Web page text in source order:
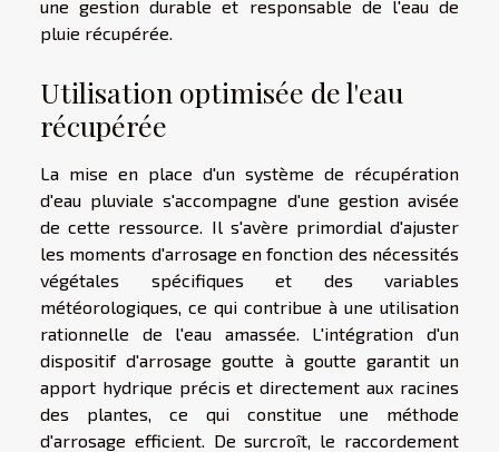
une gestion durable et responsable de l'eau de
pluie récupérée.
Utilisation optimisée de l'eau
récupérée
La mise en place d'un système de récupération
d'eau pluviale s'accompagne d'une gestion avisée
de cette ressource. Il s'avère primordial d'ajuster
les moments d'arrosage en fonction des nécessités
végétales spécifiques et des variables
météorologiques, ce qui contribue à une utilisation
rationnelle de l'eau amassée. L'intégration d'un
dispositif d'arrosage goutte à goutte garantit un
apport hydrique précis et directement aux racines
des plantes, ce qui constitue une méthode
d'arrosage efficient. De surcroît, le raccordement